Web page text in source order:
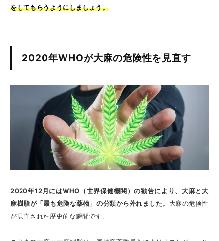
をしてもらうようにしましょう。
2020年WHOが大麻の危険性を見直す
2020年12月にはWHO（世界保健機関）の勧告により、大麻と大
麻樹脂が「最も危険な薬物」の分類から外れました。 大麻の危険性
が見直された歴史的な瞬間です。